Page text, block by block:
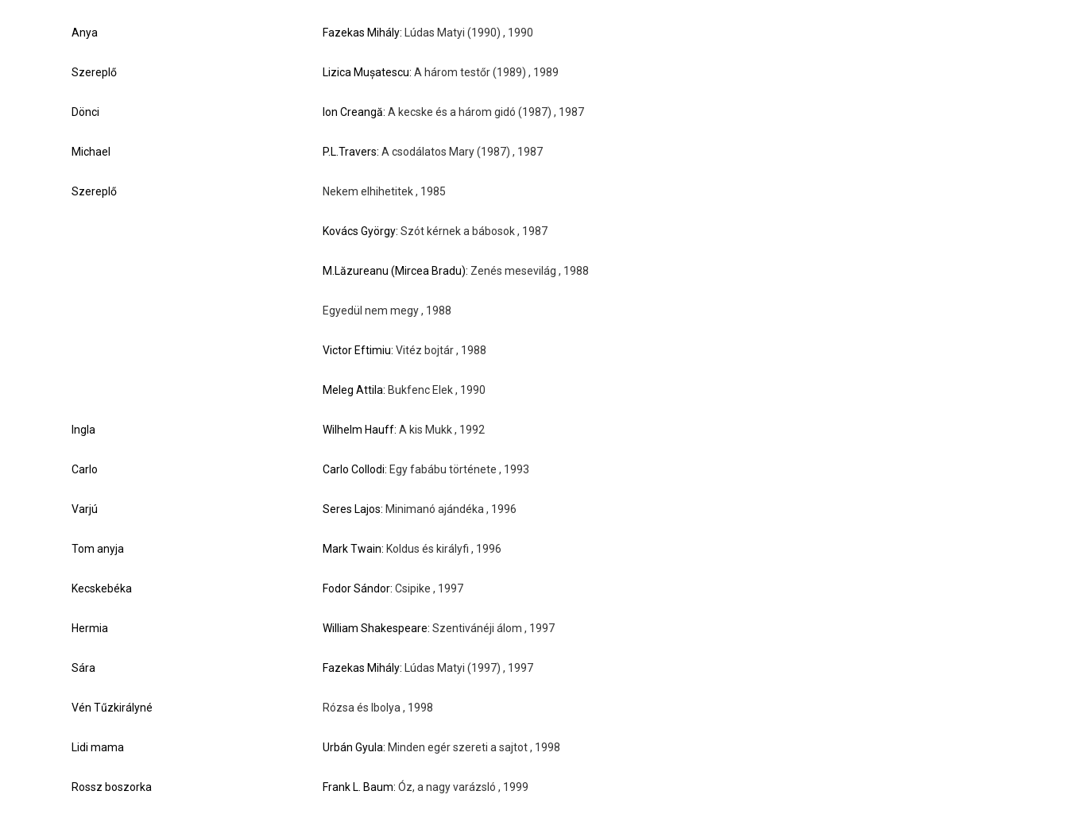
Anya Fazekas Mihály: Lúdas Matyi (1990) , 1990
Szereplő Lizica Mușatescu:A három testőr (1989) , 1989
Dönci Ion Creangă:A kecske és a három gidó (1987) , 1987
Michael P.L.Travers:A csodálatos Mary (1987) , 1987
Szereplő Nekem elhihetitek , 1985
Kovács György:Szót kérnek a bábosok , 1987
M.Lăzureanu (Mircea Bradu): Zenés mesevilág , 1988
Egyedül nem megy , 1988
Victor Eftimiu:Vitéz bojtár , 1988
Meleg Attila: Bukfenc Elek , 1990
Ingla Wilhelm Hauff:A kis Mukk , 1992
Carlo Carlo Collodi: Egy fabábu története , 1993
Varjú Seres Lajos: Minimanó ajándéka , 1996
Tom anyja Mark Twain: Koldus és királyfi , 1996
Kecskebéka Fodor Sándor:Csipike , 1997
Hermia William Shakespeare:Szentivánéji álom , 1997
Sára Fazekas Mihály: Lúdas Matyi (1997) , 1997
Vén Tűzkirályné Rózsa és Ibolya , 1998
Lidi mama Urbán Gyula: Minden egér szereti a sajtot , 1998
Rossz boszorka Frank L. Baum:Óz, a nagy varázsló , 1999